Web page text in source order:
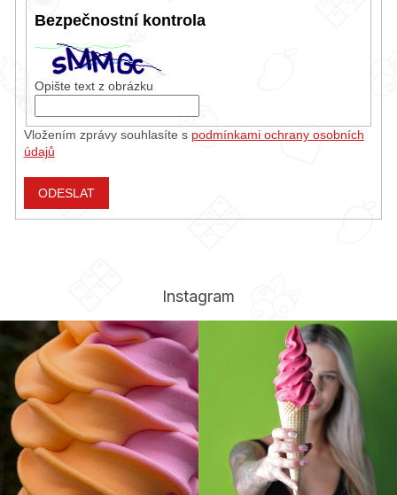
Bezpečnostní kontrola
Opište text z obrázku
Vložením zprávy souhlasíte s podmínkami ochrany osobních
údajů
ODESLAT
Instagram